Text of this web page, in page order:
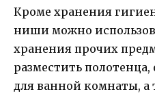
Кроме хранения
ниши можно
хранения прочих
разместить
для ванной комнаты, а